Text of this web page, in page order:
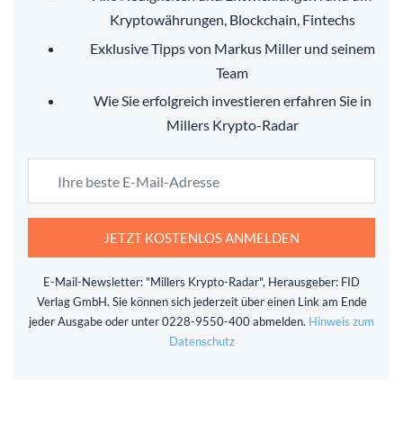
Kryptowährungen, Blockchain, Fintechs
Exklusive Tipps von Markus Miller und seinem
Team
Wie Sie erfolgreich investieren erfahren Sie in
Millers Krypto-Radar
JETZT KOSTENLOS ANMELDEN
E-Mail-Newsletter: "Millers Krypto-Radar", Herausgeber: FID
Verlag GmbH. Sie können sich jederzeit über einen Link am Ende
jeder Ausgabe oder unter 0228-9550-400 abmelden. Hinweis zum
Datenschutz